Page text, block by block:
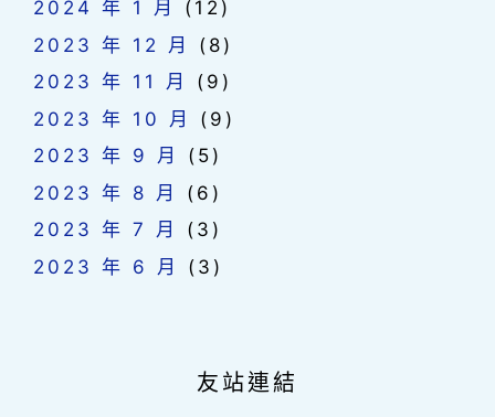
2024 年 1 月
(12)
2023 年 12 月
(8)
2023 年 11 月
(9)
2023 年 10 月
(9)
2023 年 9 月
(5)
2023 年 8 月
(6)
2023 年 7 月
(3)
2023 年 6 月
(3)
友站連結